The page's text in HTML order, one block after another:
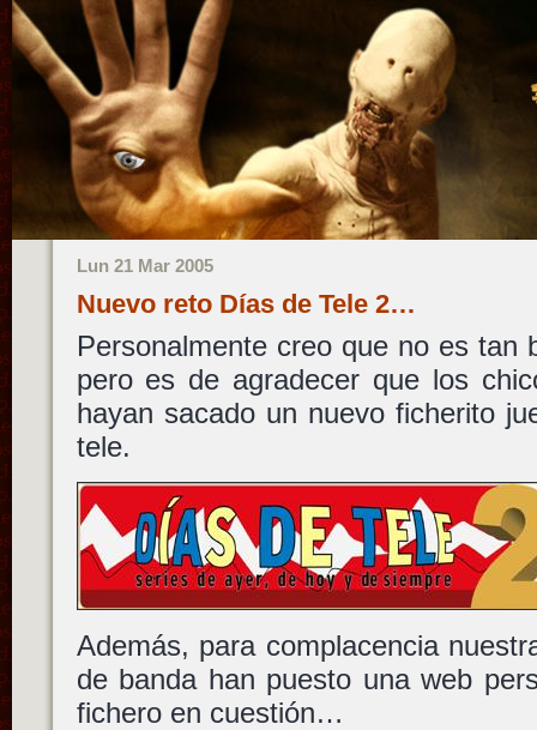
Lun 21 Mar 2005
Nuevo reto Días de Tele 2…
Personalmente creo que no es tan
pero es de agradecer que los
hayan sacado un nuevo ficherito
tele.
Además, para complacencia
de banda han puesto una web
fichero en cuestión…